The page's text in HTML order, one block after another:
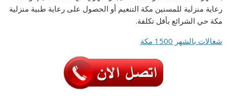
رعاية منزلية للمسنين مكة التنعيم أو الحصول على رعاية طبية منزلية
مكة حي الشرائع بأقل تكلفة.
شغالات بالشهر 1500 مكة